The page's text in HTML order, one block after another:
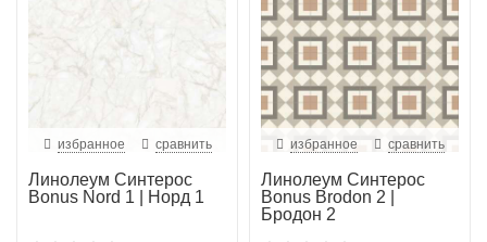
избранное сравнить
Линолеум Синтерос
Bonus Nord 1 | Норд 1
избранное сравнить
Линолеум Синтерос
Bonus Brodon 2 |
Бродон 2